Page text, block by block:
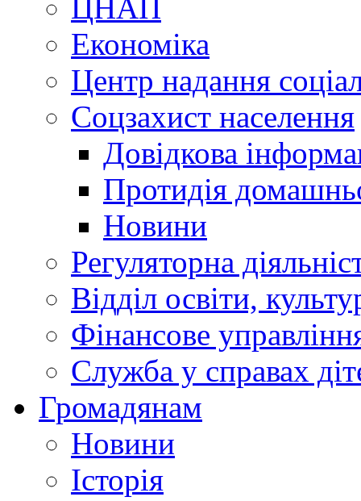
ЦНАП
Економіка
Центр надання
Соцзахист населення
Довідкова
Протидія
Новини
Регуляторна
Відділ освіти,
Фінансове
Служба у справах
Громадянам
Новини
Історія